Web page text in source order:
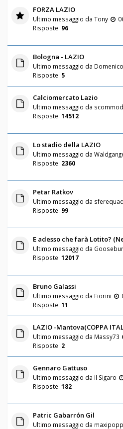
FORZA LAZIO
Ultimo messaggio da Tony
Risposte: 96
Bologna - LAZIO
Ultimo messaggio da
Risposte: 5
Calciomercato Lazio
Ultimo messaggio da
Risposte: 14512
Lo stadio della LAZIO
Ultimo messaggio da
Risposte: 2360
Petar Ratkov
Ultimo messaggio da
Risposte: 99
E adesso che farà Lotito?
Ultimo messaggio da
Risposte: 12017
Bruno Galassi
Ultimo messaggio da Fiorini
Risposte: 11
LAZIO -Mantova(COPPA
Ultimo messaggio da Massy73
Risposte: 2
Gennaro Gattuso
Ultimo messaggio da Il Sigaro
Risposte: 182
Patric Gabarrón Gil
Ultimo messaggio da